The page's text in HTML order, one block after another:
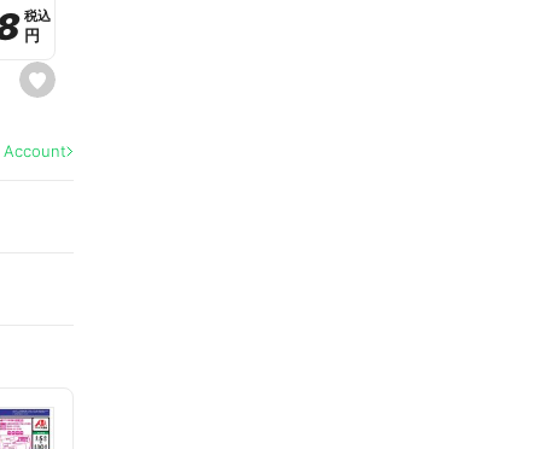
e
s
e
a
税込
税込
円
円